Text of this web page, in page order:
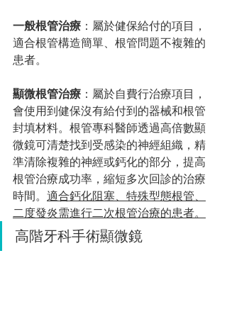
一般根管治療 ：屬於健保給付的項目，
適合根管構造簡單、根管問題不複雜的
患者。
顯微根管治療 ：屬於自費行治療項目，
會使用到健保沒有給付到的器械和根管
封填材料。根管專科醫師透過高倍數顯
微鏡可清楚找到受感染的神經組織，精
準清除複雜的神經或鈣化的部分，提高
根管治療成功率，縮短多次回診的治療
時間。 適合鈣化阻塞、特殊型態根管、
二度發炎需進行二次根管治療的患者。
高階牙科手術顯微鏡